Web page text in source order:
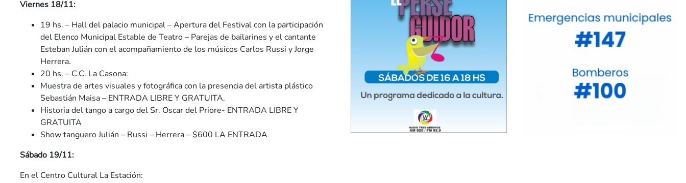
Viernes 18/11:
19 hs. – Hall del palacio municipal – Apertura del Festival con la participación
del Elenco Municipal Estable de Teatro – Parejas de bailarines y el cantante
Esteban Julián con el acompañamiento de los músicos Carlos Russi y Jorge
Herrera.
20 hs. – C.C. La Casona:
Muestra de artes visuales y fotográfica con la presencia del artista plástico
Sebastián Maisa – ENTRADA LIBRE Y GRATUITA.
Historia del tango a cargo del Sr. Oscar del Priore- ENTRADA LIBRE Y
GRATUITA
Show tanguero Julián – Russi – Herrera – $600 LA ENTRADA
Sábado 19/11:
En el Centro Cultural La Estación: